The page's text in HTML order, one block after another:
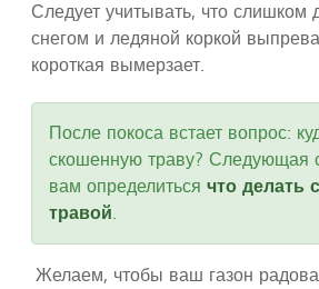
Следует учитывать, что слишком
снегом и ледяной коркой
короткая вымерзает.
После покоса встает вопрос:
скошенную траву? Следующая
вам определитьсячто делать
травой.
Желаем, чтобы ваш газон